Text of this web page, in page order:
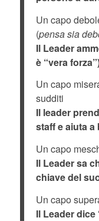
Un capo
(pensa sia
Il Leader
è “vera
Un capo
sudditi
Il leader
staff e aiuta
Un capo
Il Leader sa
chiave del
Un capo
Il Leader dice